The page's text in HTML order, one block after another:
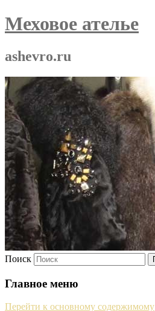
Меховое ателье
ashevro.ru
Поиск
Главное меню
Перейти к основному содержимому